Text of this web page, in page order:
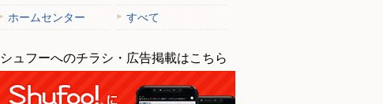
ホームセンター
すべて
シュフーへのチラシ・広告掲載はこちら